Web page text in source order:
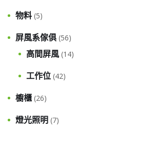
物料 (5)
屏風系傢俱 (56)
高間屏風 (14)
工作位 (42)
櫥櫃 (26)
燈光照明 (7)